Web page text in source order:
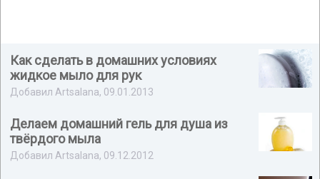
Как сделать в домашних условиях
жидкое мыло для рук
Добавил Artsalana, 09.01.2013
Делаем домашний гель для душа из
твёрдого мыла
Добавил Artsalana, 09.12.2012